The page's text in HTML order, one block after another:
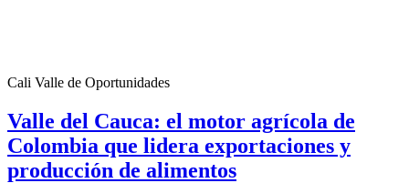
Cali Valle de Oportunidades
Valle del Cauca: el motor agrícola de
Colombia que lidera exportaciones y
producción de alimentos